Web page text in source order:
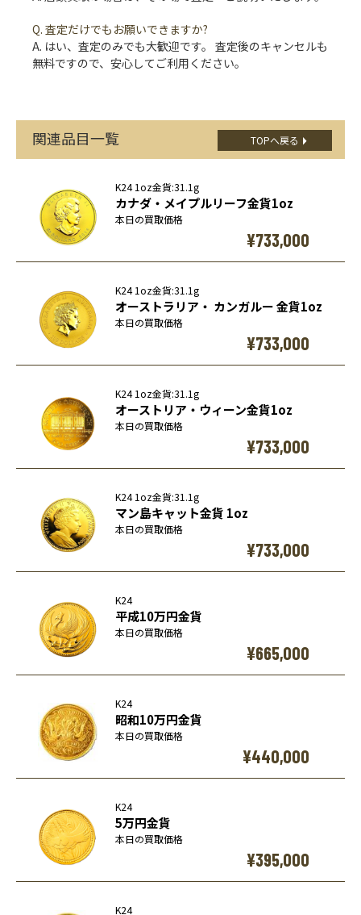
Q. 査定だけでもお願いできますか?
A. はい、査定のみでも大歓迎です。 査定後のキャンセルも
無料ですので、安心してご利用ください。
関連品目一覧 TOPへ戻る
K24 1oz金貨:31.1g
カナダ・メイプルリーフ金貨1oz
本日の買取価格
¥733,000
K24 1oz金貨:31.1g
オーストラリア・ カンガルー 金貨1oz
本日の買取価格
¥733,000
K24 1oz金貨:31.1g
オーストリア・ウィーン金貨1oz
本日の買取価格
¥733,000
K24 1oz金貨:31.1g
マン島キャット金貨 1oz
本日の買取価格
¥733,000
K24
平成10万円金貨
本日の買取価格
¥665,000
K24
昭和10万円金貨
本日の買取価格
¥440,000
K24
5万円金貨
本日の買取価格
¥395,000
K24